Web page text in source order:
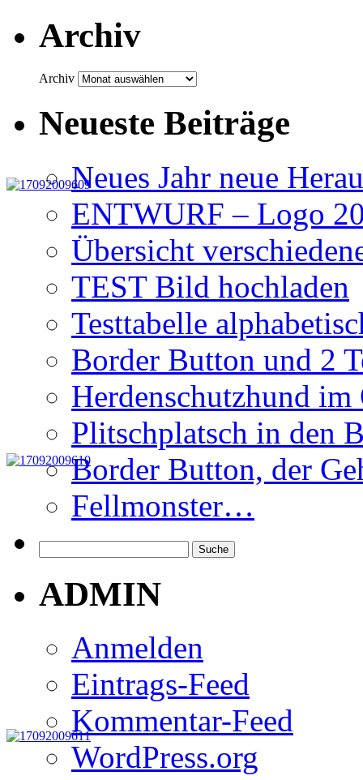
Archiv
Archiv
Neueste Beiträge
Neues Jahr neue
ENTWURF – Logo
Übersicht
TEST Bild hochladen
Testtabelle
Border Button und 2
Herdenschutzhund im
Plitschplatsch in den
Border Button, der
Fellmonster…
ADMIN
Anmelden
Eintrags-Feed
Kommentar-Feed
WordPress.org